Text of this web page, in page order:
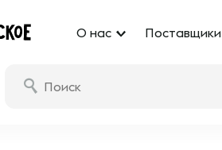
О нас Поставщики